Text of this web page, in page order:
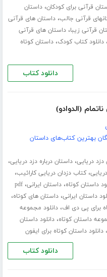
قرآنی برای کودکان،داستان
قرآنی جالب،داستان های قرآنی
قرآنی زیبا،داستان های قرآنی
،دانلود کتاب کودک،داستان کوتاه
دانلود کتاب
(الدوادو)
بهترین کتاب‌های داستان
دزد دریایی،داستان درباره دزد دریایی،
،کتاب دزدان دریایی کارائیب،
داستان کوتاه،داستان ایرانی،pdf
داستان ایرانی،داستان های کوتاه،
برای پی دی اف،دانلود مجموعه
داستان کوتاه،دانلود داستان
،دانلود داستان کوتاه برای ایفون
دانلود کتاب